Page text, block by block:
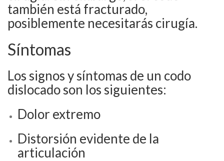
también está fracturado,
posiblemente necesitarás cirugía.
Síntomas
Los signos y síntomas de un codo
dislocado son los siguientes:
Dolor extremo
Distorsión evidente de la
articulación